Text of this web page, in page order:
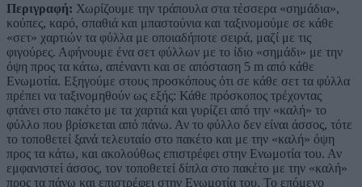
Περιγραφή: Χωρίζουμε την τράπουλα στα τέσσερα «σημάδια»,
κούπες, καρό, σπαθιά και μπαστούνια και ταξινομούμε σε κάθε
«σετ» χαρτιών τα φύλλα με οποιαδήποτε σειρά, μαζί με τις
φιγούρες. Αφήνουμε ένα σετ φύλλων με το ίδιο «σημάδι» με την
όψη προς τα κάτω, απέναντι και σε απόσταση 5 m από κάθε
Ενωμοτία. Εξηγούμε στους προσκόπους ότι σε κάθε σετ τα φύλλα
πρέπει να ταξινομηθούν ως εξής: Κάθε πρόσκοπος τρέχοντας
φτάνει στο πακέτο με τα χαρτιά και γυρίζει από την «καλή» το
φύλλο που βρίσκεται από πάνω. Αν το φύλλο δεν είναι άσσος, τότε
το τοποθετεί ξανά τελευταίο στο πακέτο και με την «καλή» όψη
προς τα κάτω, και ακολούθως επιστρέφει στην Ενωμοτία του. Αν
εμφανιστεί άσσος, τον τοποθετεί δίπλα στο πακέτο με την «καλή»
προς τα πάνω και επιστρέφει στην Ενωμοτία του. Το επόμενο